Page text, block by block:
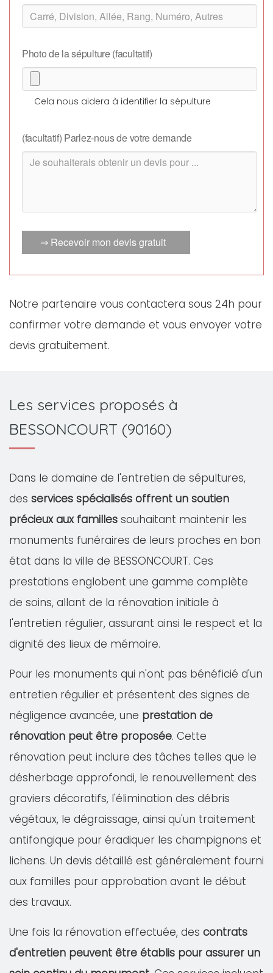
Photo de la sépulture (facultatif)
Cela nous aidera à identifier la sépulture
(facultatif) Parlez-nous de votre demande
⇒ Recevoir mon devis gratuit
Notre partenaire vous contactera sous 24h pour
confirmer votre demande et vous envoyer votre
devis gratuitement.
Les services proposés à
BESSONCOURT (90160)
Dans le domaine de l'entretien de sépultures,
des services spécialisés offrent un soutien
précieux aux familles souhaitant maintenir les
monuments funéraires de leurs proches en bon
état dans la ville de BESSONCOURT. Ces
prestations englobent une gamme complète
de soins, allant de la rénovation initiale à
l'entretien régulier, assurant ainsi le respect et la
dignité des lieux de mémoire.
Pour les monuments qui n'ont pas bénéficié d'un
entretien régulier et présentent des signes de
négligence avancée, une prestation de
rénovation peut être proposée. Cette
rénovation peut inclure des tâches telles que le
désherbage approfondi, le renouvellement des
graviers décoratifs, l'élimination des débris
végétaux, le dégraissage, ainsi qu'un traitement
antifongique pour éradiquer les champignons et
lichens. Un devis détaillé est généralement fourni
aux familles pour approbation avant le début
des travaux.
Une fois la rénovation effectuée, des contrats
d'entretien peuvent être établis pour assurer un